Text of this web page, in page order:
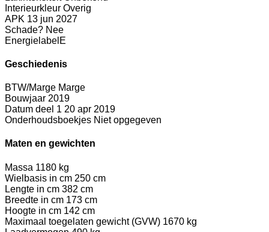
Interieurkleur Overig
APK 13 jun 2027
Schade? Nee
Energielabel E
Geschiedenis
BTW/Marge Marge
Bouwjaar 2019
Datum deel 1 20 apr 2019
Onderhoudsboekjes Niet opgegeven
Maten en gewichten
Massa 1180 kg
Wielbasis in cm 250 cm
Lengte in cm 382 cm
Breedte in cm 173 cm
Hoogte in cm 142 cm
Maximaal toegelaten gewicht (GVW) 1670 kg